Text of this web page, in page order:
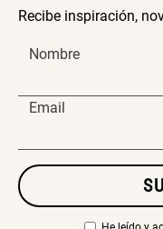
Recibe inspiración,
Nombre
Email